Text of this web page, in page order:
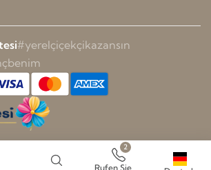
#yerelçiçekçikazansın
2
Rufen Sie